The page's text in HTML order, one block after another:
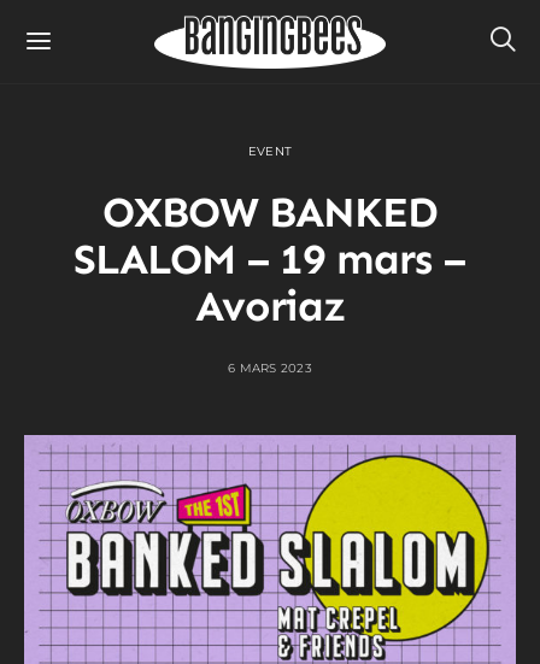
EVENT
OXBOW BANKED
SLALOM – 19 mars –
Avoriaz
6 MARS 2023